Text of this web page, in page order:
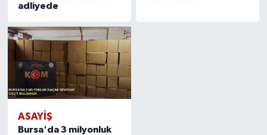
adliyede
ASAYİŞ
Bursa'da 3 milyonluk